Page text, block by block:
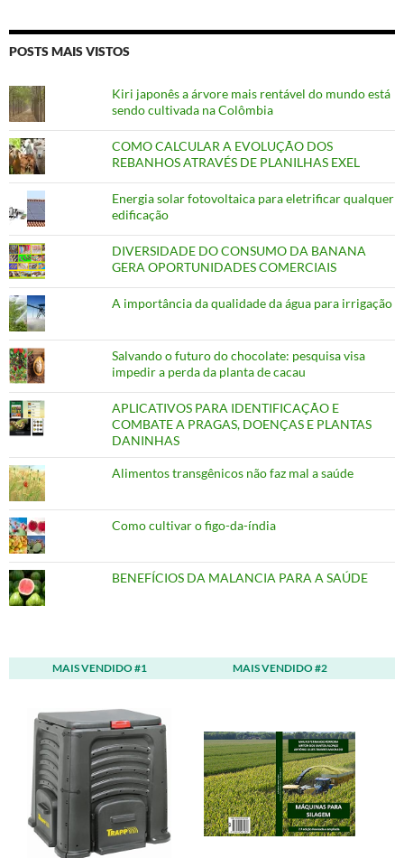
POSTS MAIS VISTOS
Kiri japonês a árvore mais rentável do mundo está
sendo cultivada na Colômbia
COMO CALCULAR A EVOLUÇÃO DOS
REBANHOS ATRAVÉS DE PLANILHAS EXEL
Energia solar fotovoltaica para eletrificar qualquer
edificação
DIVERSIDADE DO CONSUMO DA BANANA
GERA OPORTUNIDADES COMERCIAIS
A importância da qualidade da água para irrigação
Salvando o futuro do chocolate: pesquisa visa
impedir a perda da planta de cacau
APLICATIVOS PARA IDENTIFICAÇÃO E
COMBATE A PRAGAS, DOENÇAS E PLANTAS
DANINHAS
Alimentos transgênicos não faz mal a saúde
Como cultivar o figo-da-índia
BENEFÍCIOS DA MALANCIA PARA A SAÚDE
MAIS VENDIDO #1 MAIS VENDIDO #2